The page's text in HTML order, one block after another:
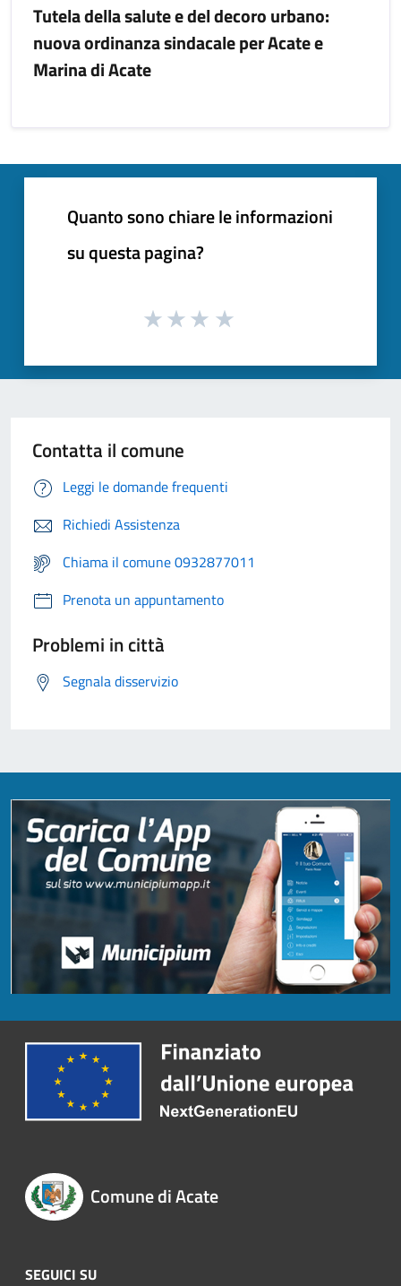
Tutela della salute e del decoro urbano:
nuova ordinanza sindacale per Acate e
Marina di Acate
Quanto sono chiare le informazioni
su questa pagina?
Contatta il comune
Leggi le domande frequenti
Richiedi Assistenza
Chiama il comune 0932877011
Prenota un appuntamento
Problemi in città
Segnala disservizio
Comune di Acate
SEGUICI SU